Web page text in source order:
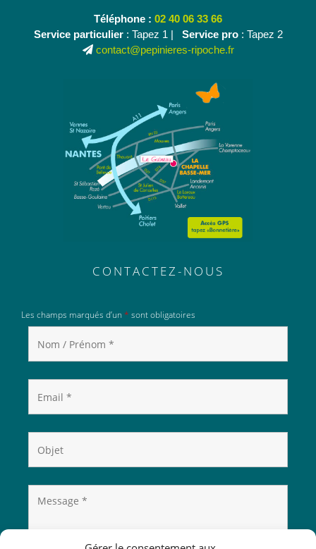
Téléphone : 02 40 06 33 66
Service particulier: Tapez 1 | Service pro: Tapez 2
contact@pepinieres-ripoche.fr
CONTACTEZ-NOUS
Les champs marqués d’un * sont obligatoires